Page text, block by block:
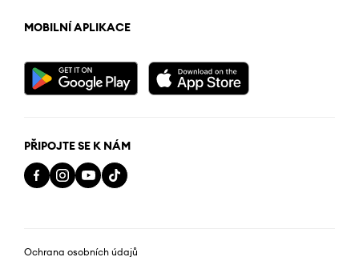
MOBILNÍ APLIKACE
PŘIPOJTE SE K NÁM
Ochrana osobních údajů